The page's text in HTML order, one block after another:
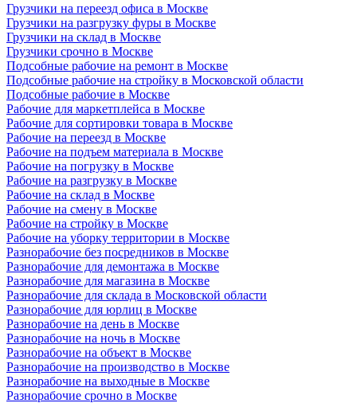
Грузчики на переезд офиса в Москве
Грузчики на разгрузку фуры в Москве
Грузчики на склад в Москве
Грузчики срочно в Москве
Подсобные рабочие на ремонт в Москве
Подсобные рабочие на стройку в Московской области
Подсобные рабочие в Москве
Рабочие для маркетплейса в Москве
Рабочие для сортировки товара в Москве
Рабочие на переезд в Москве
Рабочие на подъем материала в Москве
Рабочие на погрузку в Москве
Рабочие на разгрузку в Москве
Рабочие на склад в Москве
Рабочие на смену в Москве
Рабочие на стройку в Москве
Рабочие на уборку территории в Москве
Разнорабочие без посредников в Москве
Разнорабочие для демонтажа в Москве
Разнорабочие для магазина в Москве
Разнорабочие для склада в Московской области
Разнорабочие для юрлиц в Москве
Разнорабочие на день в Москве
Разнорабочие на ночь в Москве
Разнорабочие на объект в Москве
Разнорабочие на производство в Москве
Разнорабочие на выходные в Москве
Разнорабочие срочно в Москве